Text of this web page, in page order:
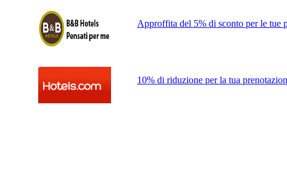
Approffita del 5% di sconto per le tue
10% di riduzione per la tua